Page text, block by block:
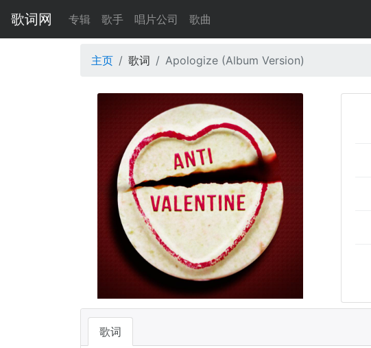
歌词网 专辑 歌手 唱片公司 歌曲
主页 歌词 Apologize (Album Version)
歌词